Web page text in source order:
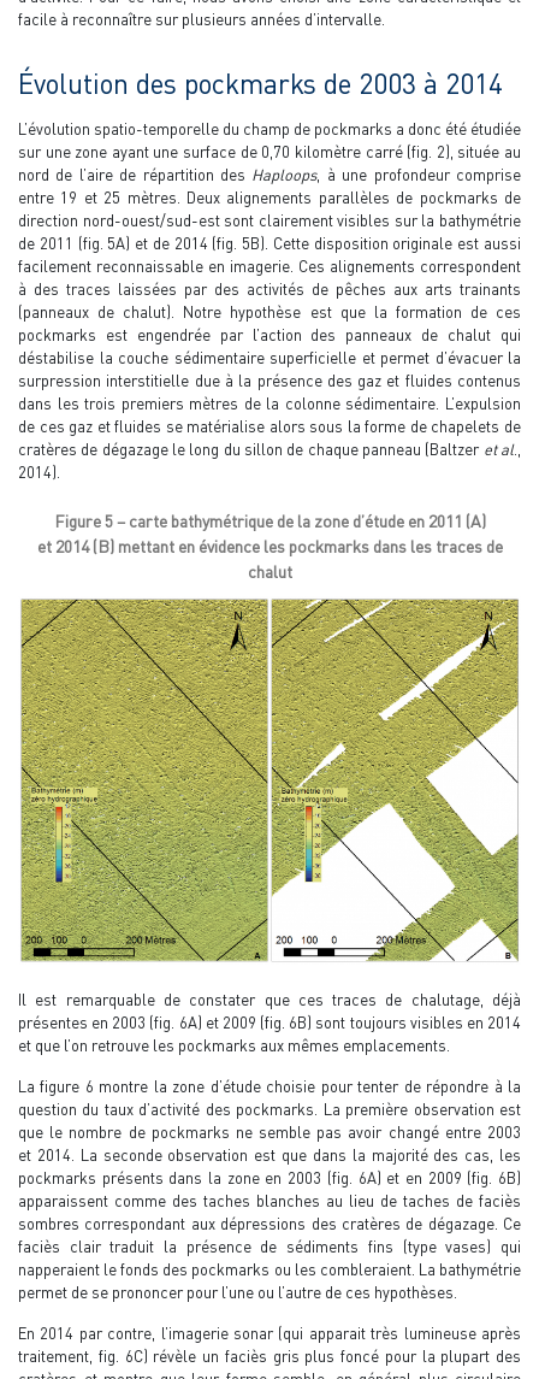
facile à reconnaître sur plusieurs années d’intervalle.
Évolution des pockmarks de 2003 à 2014
L’évolution spatio-temporelle du champ de pockmarks a donc été étudiée
sur une zone ayant une surface de 0,70 kilomètre carré (fig. 2), située au
nord de l’aire de répartition des Haploops, à une profondeur comprise
entre 19 et 25 mètres. Deux alignements parallèles de pockmarks de
direction nord-ouest/sud-est sont clairement visibles sur la bathymétrie
de 2011 (fig. 5A) et de 2014 (fig. 5B). Cette disposition originale est aussi
facilement reconnaissable en imagerie. Ces alignements correspondent
à des traces laissées par des activités de pêches aux arts trainants
(panneaux de chalut). Notre hypothèse est que la formation de ces
pockmarks est engendrée par l’action des panneaux de chalut qui
déstabilise la couche sédimentaire superficielle et permet d’évacuer la
surpression interstitielle due à la présence des gaz et fluides contenus
dans les trois premiers mètres de la colonne sédimentaire. L’expulsion
de ces gaz et fluides se matérialise alors sous la forme de chapelets de
cratères de dégazage le long du sillon de chaque panneau (Baltzer et al.,
2014).
Figure 5 – carte bathymétrique de la zone d’étude en 2011 (A)
et 2014 (B) mettant en évidence les pockmarks dans les traces de
chalut
Il est remarquable de constater que ces traces de chalutage, déjà
présentes en 2003 (fig. 6A) et 2009 (fig. 6B) sont toujours visibles en 2014
et que l’on retrouve les pockmarks aux mêmes emplacements.
La figure 6 montre la zone d’étude choisie pour tenter de répondre à la
question du taux d’activité des pockmarks. La première observation est
que le nombre de pockmarks ne semble pas avoir changé entre 2003
et 2014. La seconde observation est que dans la majorité des cas, les
pockmarks présents dans la zone en 2003 (fig. 6A) et en 2009 (fig. 6B)
apparaissent comme des taches blanches au lieu de taches de faciès
sombres correspondant aux dépressions des cratères de dégazage. Ce
faciès clair traduit la présence de sédiments fins (type vases) qui
napperaient le fonds des pockmarks ou les combleraient. La bathymétrie
permet de se prononcer pour l’une ou l’autre de ces hypothèses.
En 2014 par contre, l’imagerie sonar (qui apparait très lumineuse après
traitement, fig. 6C) révèle un faciès gris plus foncé pour la plupart des